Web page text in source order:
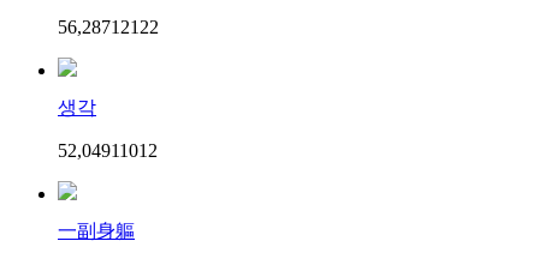
56,28712122
생각
52,04911012
一副身軀